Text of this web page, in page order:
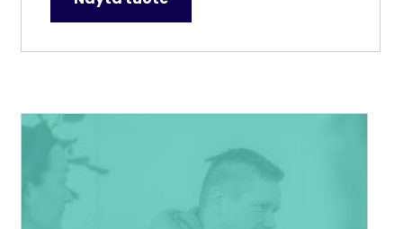
000,00 €
Tällä
tuotteella
useampi